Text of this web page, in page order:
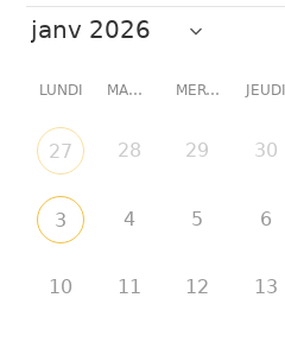
LUNDI MARDI MERCREDI JEUDI
27 28 29 30
3 4 5 6
10 11 12 13